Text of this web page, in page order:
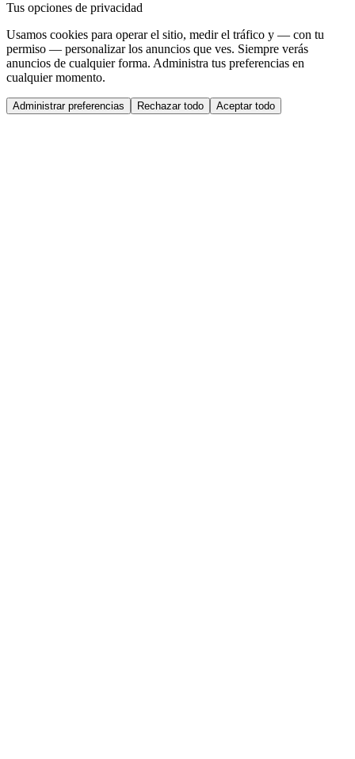
Tus opciones de privacidad
Usamos cookies para operar el sitio, medir el tráfico y — con tu
permiso — personalizar los anuncios que ves. Siempre verás
anuncios de cualquier forma. Administra tus preferencias en
cualquier momento.
Administrar preferencias Rechazar todo Aceptar todo